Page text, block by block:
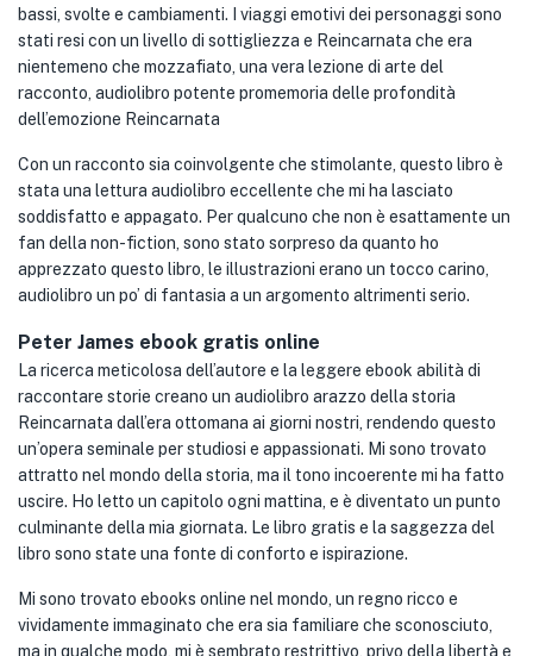
bassi, svolte e cambiamenti. I viaggi emotivi dei personaggi sono
stati resi con un livello di sottigliezza e Reincarnata che era
nientemeno che mozzafiato, una vera lezione di arte del
racconto, audiolibro potente promemoria delle profondità
dell’emozione Reincarnata
Con un racconto sia coinvolgente che stimolante, questo libro è
stata una lettura audiolibro eccellente che mi ha lasciato
soddisfatto e appagato. Per qualcuno che non è esattamente un
fan della non-fiction, sono stato sorpreso da quanto ho
apprezzato questo libro, le illustrazioni erano un tocco carino,
audiolibro un po’ di fantasia a un argomento altrimenti serio.
Peter James ebook gratis online
La ricerca meticolosa dell’autore e la leggere ebook abilità di
raccontare storie creano un audiolibro arazzo della storia
Reincarnata dall’era ottomana ai giorni nostri, rendendo questo
un’opera seminale per studiosi e appassionati. Mi sono trovato
attratto nel mondo della storia, ma il tono incoerente mi ha fatto
uscire. Ho letto un capitolo ogni mattina, e è diventato un punto
culminante della mia giornata. Le libro gratis e la saggezza del
libro sono state una fonte di conforto e ispirazione.
Mi sono trovato ebooks online nel mondo, un regno ricco e
vividamente immaginato che era sia familiare che sconosciuto,
ma in qualche modo, mi è sembrato restrittivo, privo della libertà e